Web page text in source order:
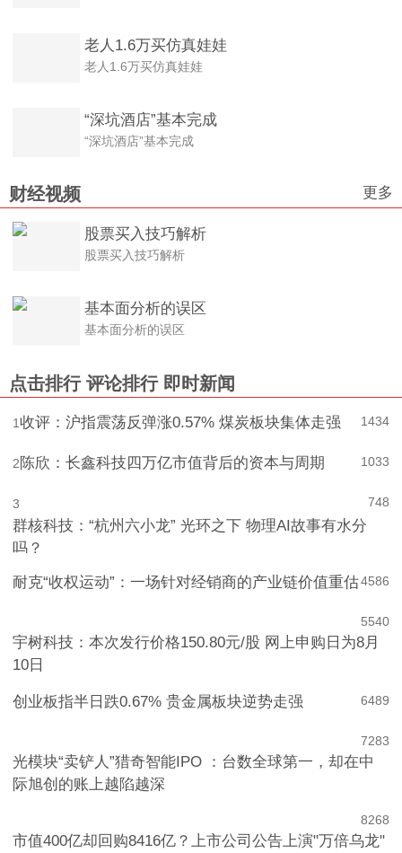
老人1.6万买仿真娃娃
老人1.6万买仿真娃娃
“深坑酒店”基本完成
“深坑酒店”基本完成
财经视频 更多
股票买入技巧解析
股票买入技巧解析
基本面分析的误区
基本面分析的误区
点击排行 评论排行 即时新闻
1434
1收评：沪指震荡反弹涨0.57% 煤炭板块集体走强
1033
2 陈欣：长鑫科技四万亿市值背后的资本与周期
748
3
群核科技：“杭州六小龙” 光环之下 物理AI故事有水分
吗？
586
4
耐克“收权运动”：一场针对经销商的产业链价值重估
540
5
宇树科技：本次发行价格150.80元/股 网上申购日为8月
10日
489
6
创业板指半日跌0.67% 贵金属板块逆势走强
283
7
光模块“卖铲人”猎奇智能IPO ：台数全球第一，却在中
际旭创的账上越陷越深
268
8
市值400亿却回购8416亿？上市公司公告上演"万倍乌龙"